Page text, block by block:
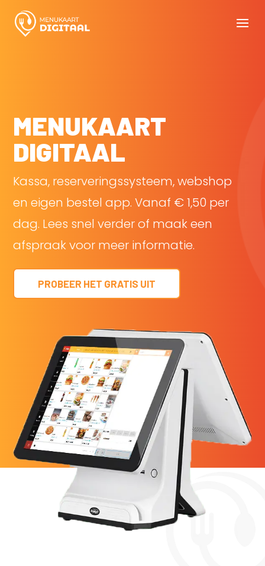
MENUKAART
DIGITAAL
Kassa, reserveringssysteem, webshop
en eigen bestel app. Vanaf € 1,50 per
dag. Lees snel verder of maak een
afspraak voor meer informatie.
PROBEER HET GRATIS UIT